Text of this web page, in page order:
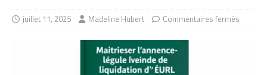
juillet 11, 2025 Madeline Hubert Commentaires fermés